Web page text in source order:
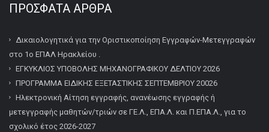
ΠΡΌΣΦΑΤΑ ΆΡΘΡΑ
Δικαιολογητικά για την Οριστικοποίηση Εγγραφών-Μετεγγραφών
στο 1ο ΕΠΑΛ Ηρακλείου .
ΕΓΚΥΚΛΙΟΣ ΥΠΟΒΟΛΗΣ ΜΗΧΑΝΟΓΡΑΦΙΚΟΥ ΔΕΛΤΙΟΥ 2026
ΠΡΟΓΡΑΜΜΑ ΕΙΔΙΚΗΣ ΕΞΕΤΑΣΤΙΚΗΣ ΣΕΠΤΕΜΒΡΙΟΥ 20026
Ηλεκτρονική Αίτηση εγγραφής, ανανέωσης εγγραφής ή
μετεγγραφής μαθητών/τριών σε ΓΕ.Λ., ΕΠΑ.Λ. και Π.ΕΠΑ.Λ., για το
σχολικό έτος 2026-2027